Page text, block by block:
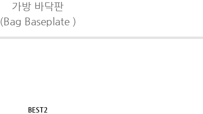
가방 바닥판
(Bag Baseplate )
BEST2